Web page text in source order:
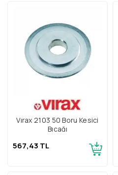
Vırax 2103 50 Boru Kesici
Bıçağı
567,43 TL